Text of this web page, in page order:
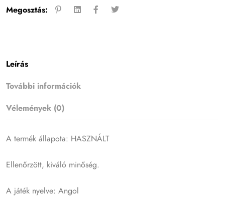
Megosztás:
Leírás
További információk
Vélemények (0)
A termék állapota: HASZNÁLT
Ellenőrzött, kiváló minőség.
A játék nyelve: Angol